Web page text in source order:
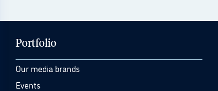
Portfolio
Our media brands
Events